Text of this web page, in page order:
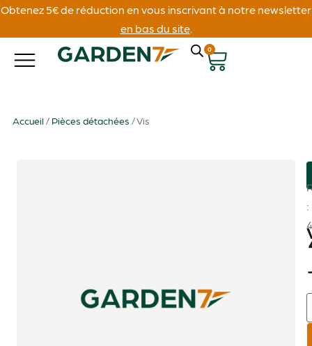
Obtenez 5€ de réduction en vous inscrivant à notre newsletter
en bas du site.
0
Accueil / Pièces détachées / Vis
: